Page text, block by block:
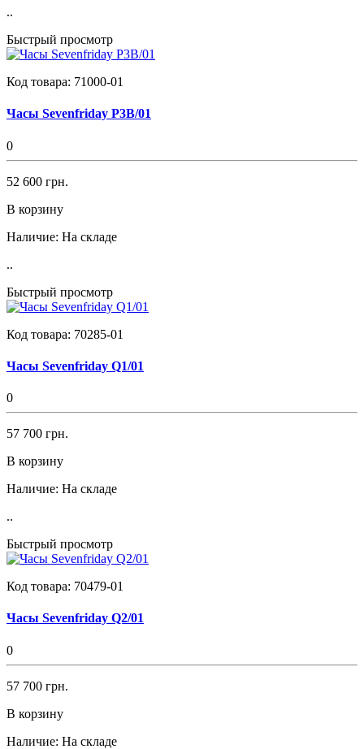
..
Быстрый просмотр
Код товара: 71000-01
Часы Sevenfriday P3B/01
0
52 600 грн.
В корзину
Наличие: На складе
..
Быстрый просмотр
Код товара: 70285-01
Часы Sevenfriday Q1/01
0
57 700 грн.
В корзину
Наличие: На складе
..
Быстрый просмотр
Код товара: 70479-01
Часы Sevenfriday Q2/01
0
57 700 грн.
В корзину
Наличие: На складе